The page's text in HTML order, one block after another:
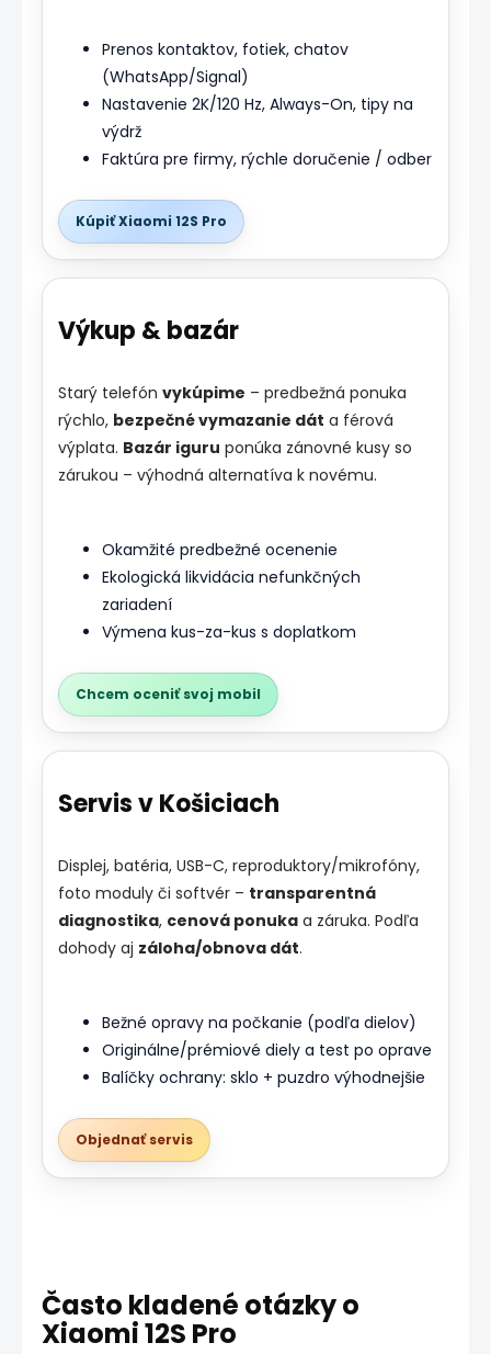
Prenos kontaktov, fotiek, chatov
(WhatsApp/Signal)
Nastavenie 2K/120 Hz, Always-On, tipy na
výdrž
Faktúra pre firmy, rýchle doručenie / odber
Kúpiť Xiaomi 12S Pro
Výkup & bazár
Starý telefón vykúpime – predbežná ponuka
rýchlo, bezpečné vymazanie dát a férová
výplata. Bazár iguru ponúka zánovné kusy so
zárukou – výhodná alternatíva k novému.
Okamžité predbežné ocenenie
Ekologická likvidácia nefunkčných
zariadení
Výmena kus-za-kus s doplatkom
Chcem oceniť svoj mobil
Servis v Košiciach
Displej, batéria, USB-C, reproduktory/mikrofóny,
foto moduly či softvér – transparentná
diagnostika, cenová ponukaa záruka. Podľa
dohody aj záloha/obnova dát.
Bežné opravy na počkanie (podľa dielov)
Originálne/prémiové diely a test po oprave
Balíčky ochrany: sklo + puzdro výhodnejšie
Objednať servis
Často kladené otázky o
Xiaomi 12S Pro